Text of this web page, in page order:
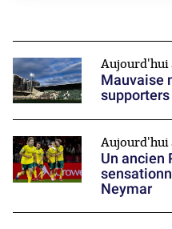
Aujourd'hui
Mauvaise
supporters
Aujourd'hui
Un ancien
Neymar